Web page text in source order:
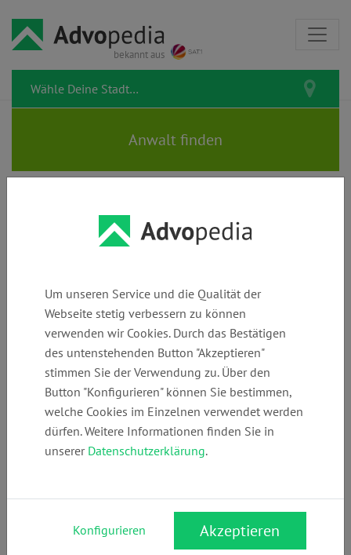
bekannt aus
Rechtstipps zum Thema
Entschädigung
Um unseren Service und die Qualität der
Webseite stetig verbessern zu können
verwenden wir Cookies. Durch das Bestätigen
des untenstehenden Button "Akzeptieren"
stimmen Sie der Verwendung zu. Über den
Button "Konfigurieren" können Sie bestimmen,
welche Cookies im Einzelnen verwendet werden
dürfen. Weitere Informationen finden Sie in
unserer Datenschutzerklärung.
Konfigurieren Akzeptieren